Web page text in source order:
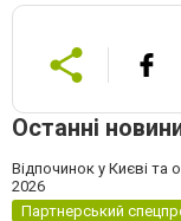
Останні
Відпочинок у Києві та
2026
Партнерський